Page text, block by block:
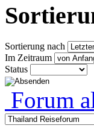
Sortierung nach
Im Zeitraum
Status
Forum